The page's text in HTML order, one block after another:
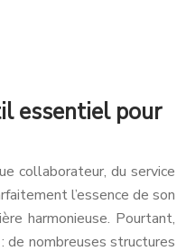
essentiel pour
collaborateur, du service
l’essence de son
harmonieuse. Pourtant,
nombreuses structures